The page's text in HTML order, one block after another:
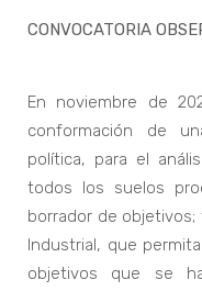
CONVOCATORIA
En noviembre de
conformación de
política, para el
todos los suelos
borrador de objetivos;
Industrial, que
objetivos que se